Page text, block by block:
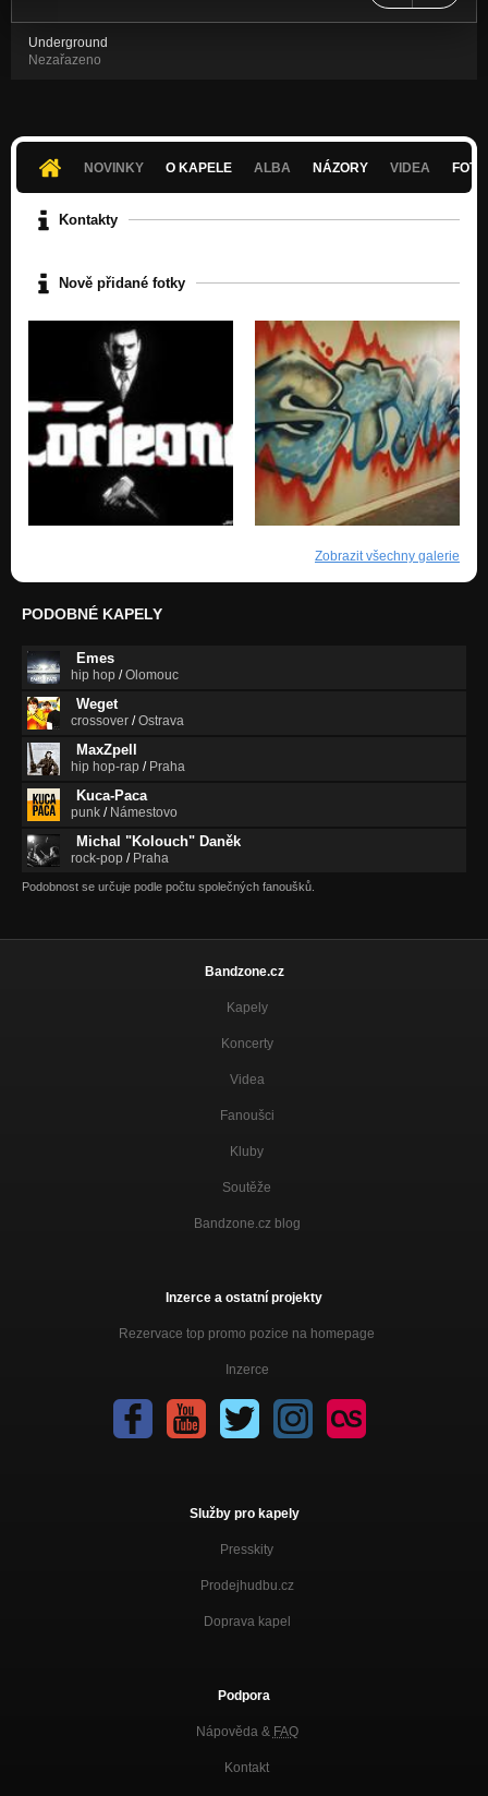
Underground
Nezařazeno
NOVINKY O KAPELE ALBA NÁZORY VIDEA
Kontakty
Nově přidané fotky
Zobrazit všechny galerie
PODOBNÉ KAPELY
Emes
hip hop /Olomouc
Weget
crossover /Ostrava
MaxZpell
hip hop-rap / Praha
Kuca-Paca
punk / Námestovo
Michal "Kolouch" Daněk
rock-pop / Praha
Podobnost se určuje podle počtu společných fanoušků.
Bandzone.cz
Kapely
Koncerty
Videa
Fanoušci
Kluby
Soutěže
Bandzone.cz blog
Inzerce a ostatní projekty
Rezervace top promo pozice na homepage
Inzerce
Služby pro kapely
Presskity
Prodejhudbu.cz
Doprava kapel
Podpora
Nápověda & FAQ
Kontakt